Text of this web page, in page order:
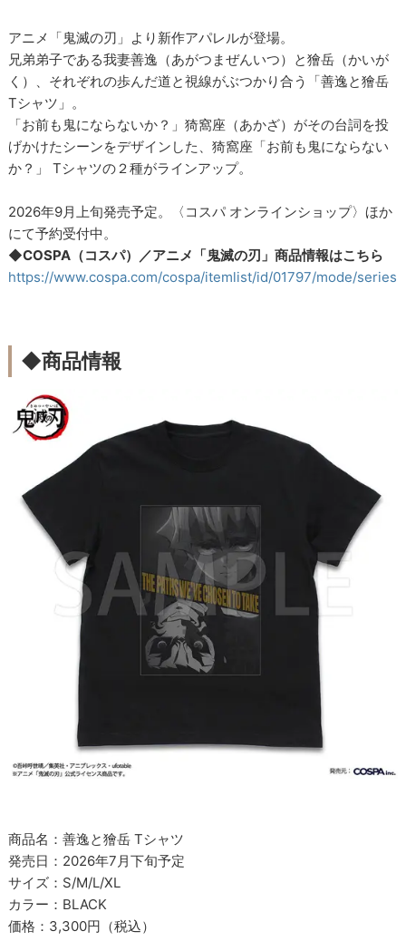
アニメ「鬼滅の刃」より新作アパレルが登場。
兄弟弟子である我妻善逸（あがつまぜんいつ）と獪岳（かいが
く）、それぞれの歩んだ道と視線がぶつかり合う「善逸と獪岳
Tシャツ」。
「お前も鬼にならないか？」猗窩座（あかざ）がその台詞を投
げかけたシーンをデザインした、猗窩座「お前も鬼にならない
か？」 Tシャツの２種がラインアップ。
2026年9月上旬発売予定。〈コスパ オンラインショップ〉ほか
にて予約受付中。
◆COSPA（コスパ）／アニメ「鬼滅の刃」商品情報はこちら
https://www.cospa.com/cospa/itemlist/id/01797/mode/series
◆商品情報
商品名：善逸と獪岳 Tシャツ
発売日：2026年7月下旬予定
サイズ：S/M/L/XL
カラー：BLACK
価格：3,300円（税込）